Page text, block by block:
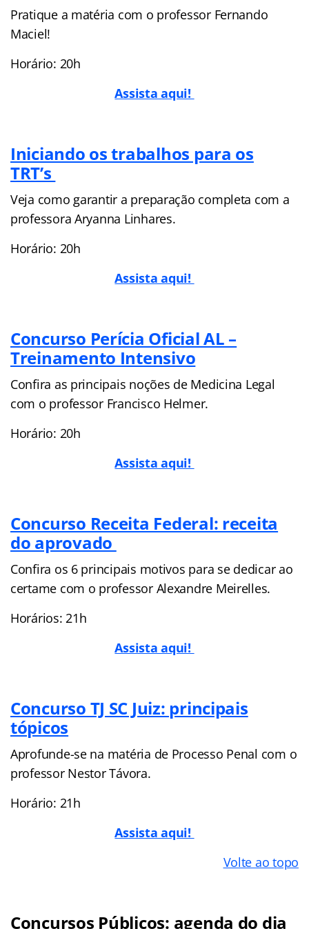
Pratique a matéria com o professor Fernando
Maciel!
Horário: 20h
Assista aqui!
Iniciando os trabalhos para os
TRT’s
Veja como garantir a preparação completa com a
professora Aryanna Linhares.
Horário: 20h
Assista aqui!
Concurso Perícia Oficial AL –
Treinamento Intensivo
Confira as principais noções de Medicina Legal
com o professor Francisco Helmer.
Horário: 20h
Assista aqui!
Concurso Receita Federal: receita
do aprovado
Confira os 6 principais motivos para se dedicar ao
certame com o professor Alexandre Meirelles.
Horários: 21h
Assista aqui!
Concurso TJ SC Juiz: principais
tópicos
Aprofunde-se na matéria de Processo Penal com o
professor Nestor Távora.
Horário: 21h
Assista aqui!
Volte ao topo
Concursos Públicos: agenda do dia